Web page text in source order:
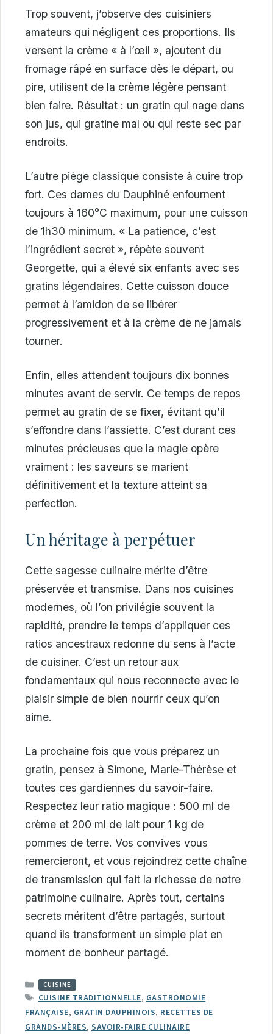
Trop souvent, j’observe des cuisiniers
amateurs qui négligent ces proportions. Ils
versent la crème « à l’œil », ajoutent du
fromage râpé en surface dès le départ, ou
pire, utilisent de la crème légère pensant
bien faire. Résultat : un gratin qui nage dans
son jus, qui gratine mal ou qui reste sec par
endroits.
L’autre piège classique consiste à cuire trop
fort. Ces dames du Dauphiné enfournent
toujours à 160°C maximum, pour une cuisson
de 1h30 minimum. « La patience, c’est
l’ingrédient secret », répète souvent
Georgette, qui a élevé six enfants avec ses
gratins légendaires. Cette cuisson douce
permet à l’amidon de se libérer
progressivement et à la crème de ne jamais
tourner.
Enfin, elles attendent toujours dix bonnes
minutes avant de servir. Ce temps de repos
permet au gratin de se fixer, évitant qu’il
s’effondre dans l’assiette. C’est durant ces
minutes précieuses que la magie opère
vraiment : les saveurs se marient
définitivement et la texture atteint sa
perfection.
Un héritage à perpétuer
Cette sagesse culinaire mérite d’être
préservée et transmise. Dans nos cuisines
modernes, où l’on privilégie souvent la
rapidité, prendre le temps d’appliquer ces
ratios ancestraux redonne du sens à l’acte
de cuisiner. C’est un retour aux
fondamentaux qui nous reconnecte avec le
plaisir simple de bien nourrir ceux qu’on
aime.
La prochaine fois que vous préparez un
gratin, pensez à Simone, Marie-Thérèse et
toutes ces gardiennes du savoir-faire.
Respectez leur ratio magique : 500 ml de
crème et 200 ml de lait pour 1 kg de
pommes de terre. Vos convives vous
remercieront, et vous rejoindrez cette chaîne
de transmission qui fait la richesse de notre
patrimoine culinaire. Après tout, certains
secrets méritent d’être partagés, surtout
quand ils transforment un simple plat en
moment de bonheur partagé.
CATÉGORIES
CUISINE
ÉTIQUETTES
CUISINE TRADITIONNELLE, GASTRONOMIE
FRANÇAISE, GRATIN DAUPHINOIS, RECETTES DE
GRANDS-MÈRES, SAVOIR-FAIRE CULINAIRE